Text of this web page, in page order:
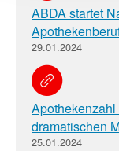
ABDA startet
29.01.2024
dramatischen
25.01.2024